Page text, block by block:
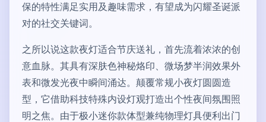
保的特性满足实用及趣味需求，有望成为闪耀圣诞派
对的社交关键词。
之所以说这款夜灯适合节庆送礼，首先流着浓浓的创
意血脉。其具有深肤色神秘烙印、微场梦半润效果外
表和微发光夜中瞬间涌达。颠覆常规小夜灯圆圆造
型，它借助科技特殊内设灯观打造出个性夜间氛围照
明之焦。由于极小迷你款体型兼纯物理灯具便利出门